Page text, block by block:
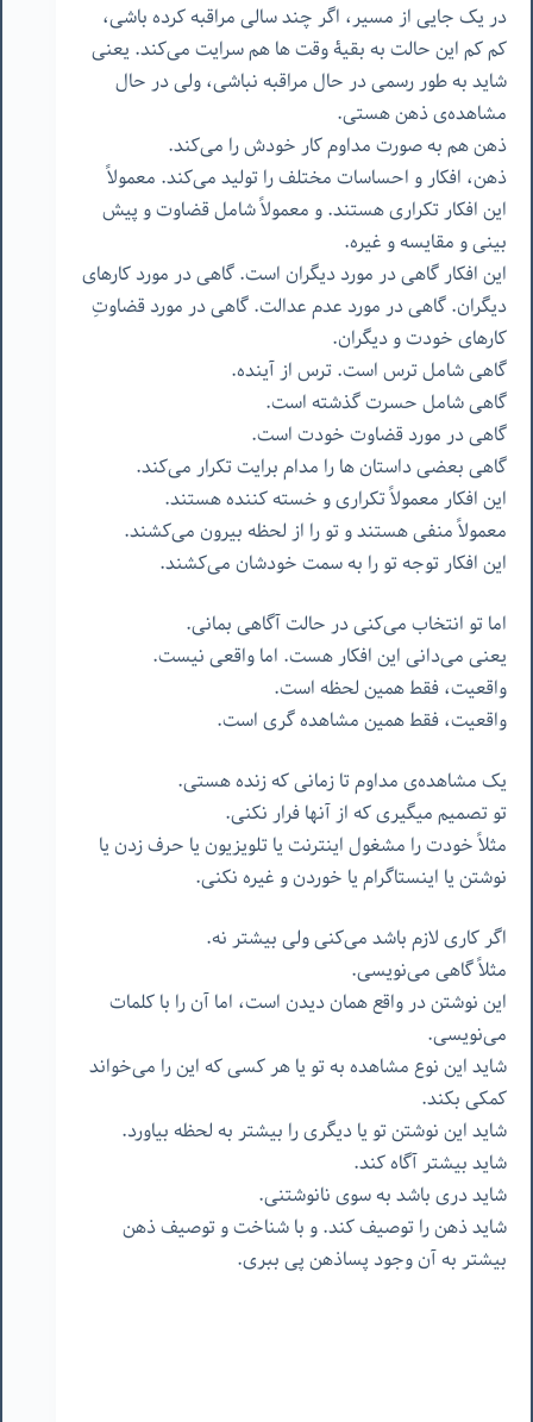
در یک جایی از مسیر، اگر چند سالی مراقبه کرده باشی،
کم کم این حالت به بقیۀ وقت ها هم سرایت می‌کند. یعنی
شاید به طور رسمی در حال مراقبه نباشی، ولی در حال
مشاهده‌ی ذهن هستی.
ذهن هم به صورت مداوم کار خودش را می‌کند.
ذهن، افکار و احساسات مختلف را تولید می‌کند. معمولاً
این افکار تکراری هستند. و معمولاً شامل قضاوت و پیش
بینی و مقایسه و غیره.
این افکار گاهی در مورد دیگران است. گاهی در مورد کارهای
دیگران. گاهی در مورد عدم عدالت. گاهی در مورد قضاوتِ
کارهای خودت و دیگران.
گاهی شامل ترس است. ترس از آینده.
گاهی شامل حسرت گذشته است.
گاهی در مورد قضاوت خودت است.
گاهی بعضی داستان ها را مدام برایت تکرار می‌کند.
این افکار معمولاً تکراری و خسته کننده هستند.
معمولاً منفی هستند و تو را از لحظه بیرون می‌کشند.
این افکار توجه تو را به سمت خودشان می‌کشند.
اما تو انتخاب می‌کنی در حالت آگاهی بمانی.
یعنی می‌دانی این افکار هست. اما واقعی نیست.
واقعیت، فقط همین لحظه است.
واقعیت، فقط همین مشاهده گری است.
یک مشاهده‌ی مداوم تا زمانی که زنده هستی.
تو تصمیم میگیری که از آنها فرار نکنی.
مثلاً خودت را مشغول اینترنت یا تلویزیون یا حرف زدن یا
نوشتن یا اینستاگرام یا خوردن و غیره نکنی.
اگر کاری لازم باشد می‌کنی ولی بیشتر نه.
مثلاً گاهی می‌نویسی.
این نوشتن در واقع همان دیدن است، اما آن را با کلمات
می‌نویسی.
شاید این نوع مشاهده به تو یا هر کسی که این را می‌خواند
کمکی بکند.
شاید این نوشتن تو یا دیگری را بیشتر به لحظه بیاورد.
شاید بیشتر آگاه کند.
شاید دری باشد به سوی نانوشتنی.
شاید ذهن را توصیف کند. و با شناخت و توصیف ذهن
بیشتر به آن وجود پساذهن پی ببری.